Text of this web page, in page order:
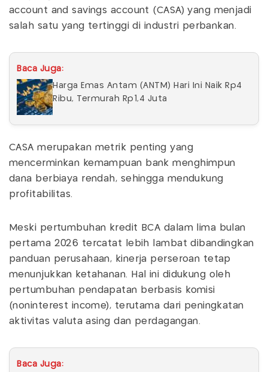
account and savings account (CASA) yang menjadi
salah satu yang tertinggi di industri perbankan.
Baca Juga:
Harga Emas Antam (ANTM) Hari Ini Naik Rp4
Ribu, Termurah Rp1,4 Juta
CASA merupakan metrik penting yang
mencerminkan kemampuan bank menghimpun
dana berbiaya rendah, sehingga mendukung
profitabilitas.
Meski pertumbuhan kredit BCA dalam lima bulan
pertama 2026 tercatat lebih lambat dibandingkan
panduan perusahaan, kinerja perseroan tetap
menunjukkan ketahanan. Hal ini didukung oleh
pertumbuhan pendapatan berbasis komisi
(noninterest income), terutama dari peningkatan
aktivitas valuta asing dan perdagangan.
Baca Juga: